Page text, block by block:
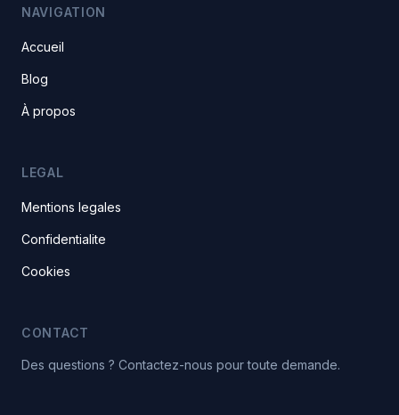
NAVIGATION
Accueil
Blog
À propos
LEGAL
Mentions legales
Confidentialite
Cookies
CONTACT
Des questions ? Contactez-nous pour toute demande.